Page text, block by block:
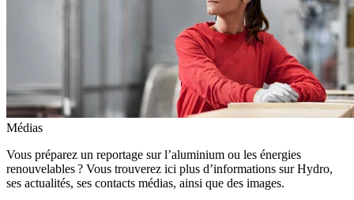
Médias
Vous préparez un reportage sur l’aluminium ou les énergies
renouvelables ? Vous trouverez ici plus d’informations sur Hydro,
ses actualités, ses contacts médias, ainsi que des images.